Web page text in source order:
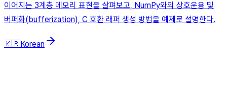
이어지는 3계층 메모리 표현을 살펴보고, NumPy와의 상호운용 및
버퍼화(bufferization), C 호환 래퍼 생성 방법을 예제로 설명한다.
🇰🇷Korean